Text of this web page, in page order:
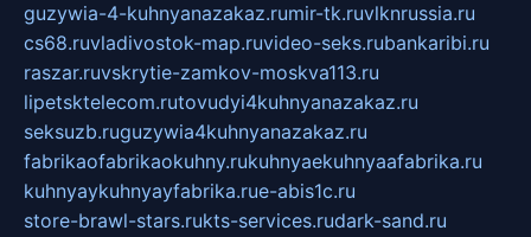
guzywia-4-kuhnyanazakaz.rumir-tk.ruvlknrussia.ru
cs68.ruvladivostok-map.ruvideo-seks.rubankaribi.ru
raszar.ruvskrytie-zamkov-moskva113.ru
lipetsktelecom.rutovudyi4kuhnyanazakaz.ru
seksuzb.ruguzywia4kuhnyanazakaz.ru
fabrikaofabrikaokuhny.rukuhnyaekuhnyaafabrika.ru
kuhnyaykuhnyayfabrika.rue-abis1c.ru
store-brawl-stars.rukts-services.rudark-sand.ru